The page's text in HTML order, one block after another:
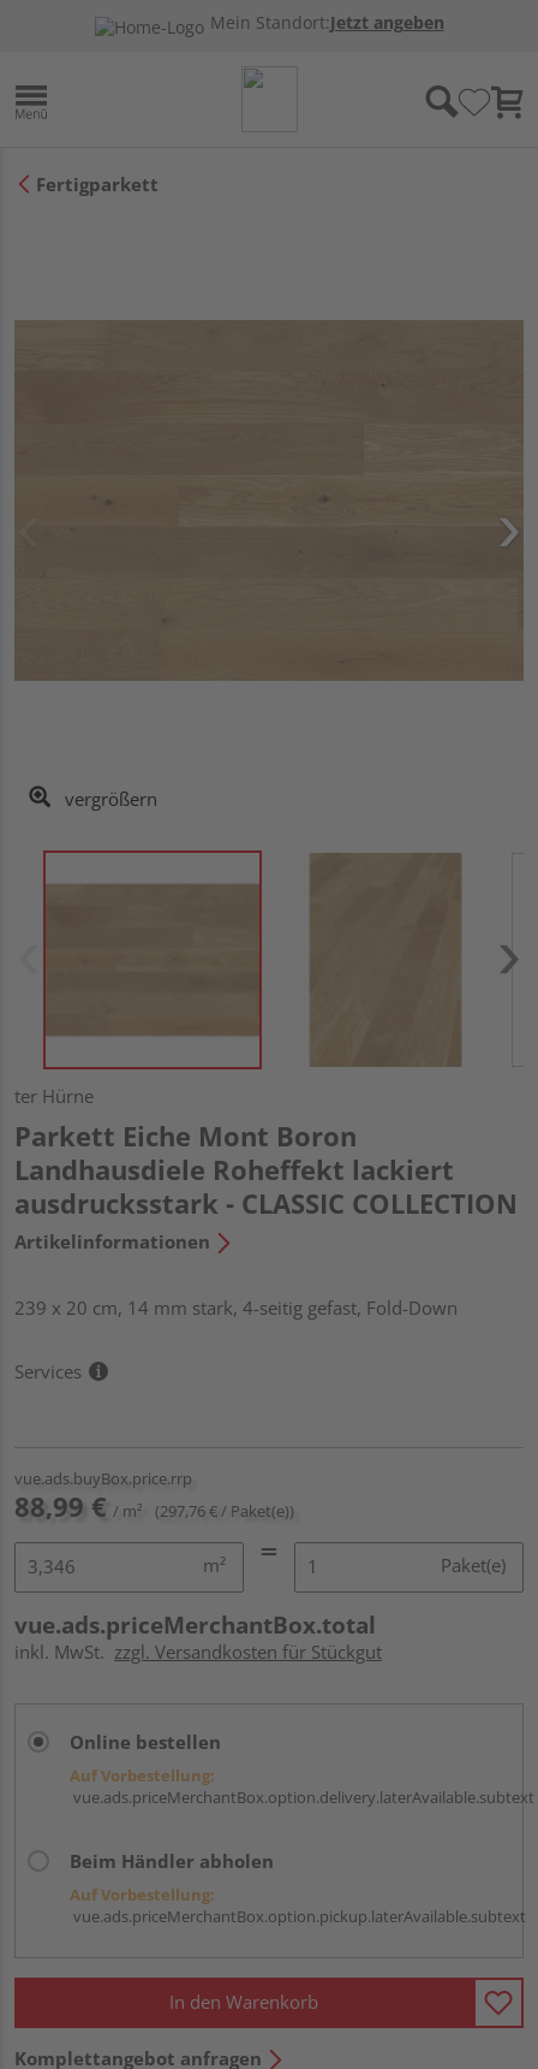
Mein Standort:Jetzt angeben
Fertigparkett
vergrößern
ter Hürne
Parkett Eiche Mont Boron
Landhausdiele Roheffekt lackiert
ausdrucksstark - CLASSIC COLLECTION
Artikelinformationen
239 x 20 cm, 14 mm stark, 4-seitig gefast, Fold-Down
Services
vue.ads.buyBox.price.rrp
88,99 € / m² (297,76 € / Paket(e))
m² Paket(e)
vue.ads.priceMerchantBox.total
inkl. MwSt. zzgl. Versandkosten für Stückgut
Online bestellen
Auf Vorbestellung:
vue.ads.priceMerchantBox.option.delivery.laterAvailable.subtext
Beim Händler abholen
Auf Vorbestellung:
vue.ads.priceMerchantBox.option.pickup.laterAvailable.subtext
In den Warenkorb
Komplettangebot anfragen